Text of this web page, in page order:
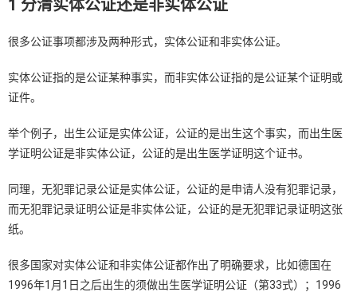
1 分清实体公证还是非实体公证
很多公证事项都涉及两种形式，实体公证和非实体公证。
实体公证指的是公证某种事实，而非实体公证指的是公证某个证明或
证件。
举个例子，出生公证是实体公证，公证的是出生这个事实，而出生医
学证明公证是非实体公证，公证的是出生医学证明这个证书。
同理，无犯罪记录公证是实体公证，公证的是申请人没有犯罪记录，
而无犯罪记录证明公证是非实体公证，公证的是无犯罪记录证明这张
纸。
很多国家对实体公证和非实体公证都作出了明确要求，比如德国在
1996年1月1日之后出生的须做出生医学证明公证（第33式）；1996